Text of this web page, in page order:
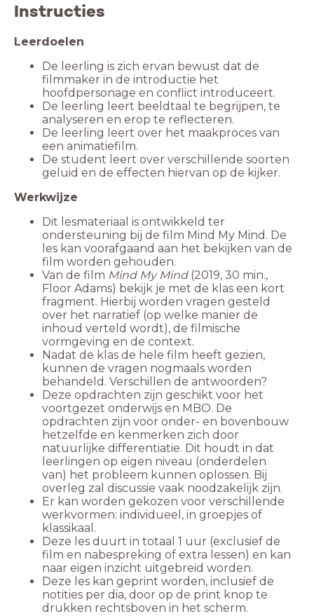
Instructies
Leerdoelen
De leerling is zich ervan bewust dat de
filmmaker in de introductie het
De leerling leert beeldtaal te begrijpen, te
De leerling leert over het maakproces van
De student leert over verschillende soorten
Werkwijze
Dit lesmateriaal is ontwikkeld ter
ondersteuning bij de film Mind My Mind. De
les kan voorafgaand aan het bekijken van de
film worden gehouden.
Van de film Mind My Mind(2019, 30 min.,
Floor Adams) bekijk je met de klas een kort
fragment. Hierbij worden vragen gesteld
over het narratief (op welke manier de
inhoud verteld wordt), de filmische
vormgeving en de context.
Nadat de klas de hele film heeft gezien,
kunnen de vragen nogmaals worden
behandeld. Verschillen de antwoorden?
Deze opdrachten zijn geschikt voor het
voortgezet onderwijs en MBO. De
opdrachten zijn voor onder- en bovenbouw
hetzelfde en kenmerken zich door
natuurlijke differentiatie. Dit houdt in dat
leerlingen op eigen niveau (onderdelen
van) het probleem kunnen oplossen. Bij
overleg zal discussie vaak noodzakelijk zijn.
Er kan worden gekozen voor verschillende
werkvormen: individueel, in groepjes of
klassikaal.
Deze les duurt in totaal 1 uur (exclusief de
film en nabespreking of extra lessen) en kan
naar eigen inzicht uitgebreid worden.
Deze les kan geprint worden, inclusief de
notities per dia, door op de print knop te
drukken rechtsboven in het scherm.